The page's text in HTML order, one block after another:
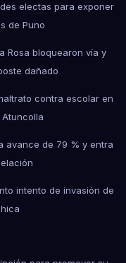
electas para exponer
de Puno
Rosa bloquearon vía y
dañado
contra escolar en
avance de 79 % y entra
intento de invasión de